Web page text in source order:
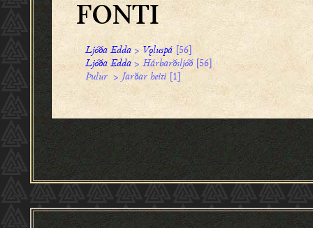
FONTI
Ljóða Edda >Vǫluspá [56]
Ljóða Edda> Hárbarðsljóð[56]
Þulur > Jarðar heiti [1]